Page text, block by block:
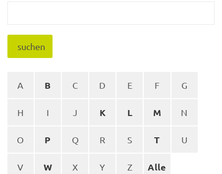
suchen
A B C D E F G
H I J K L M N
O P Q R S T U
V W X Y Z Alle